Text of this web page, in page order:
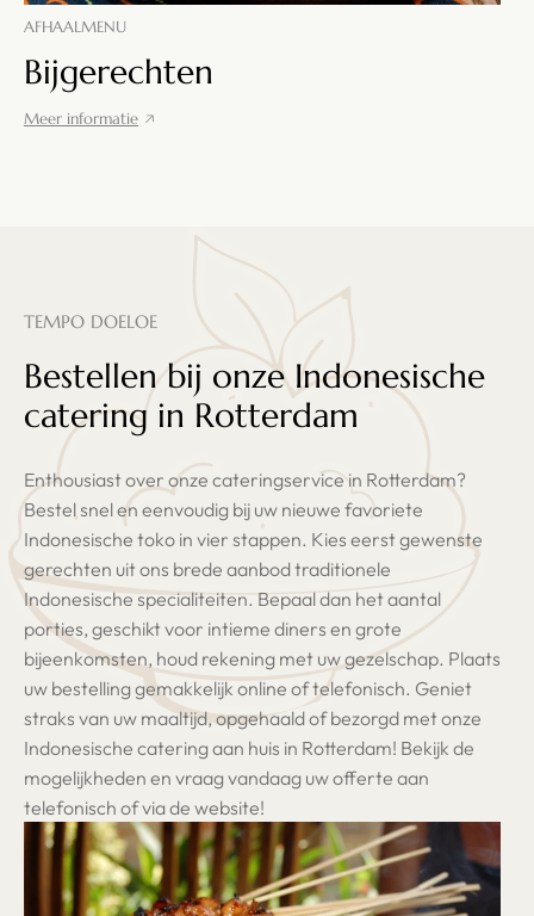
AFHAALMENU
Bijgerechten
Meer informatie
TEMPO DOELOE
Bestellen bij onze Indonesische
catering in Rotterdam
Enthousiast over onze cateringservice in Rotterdam?
Bestel snel en eenvoudig bij uw nieuwe favoriete
Indonesische toko in vier stappen. Kies eerst gewenste
gerechten uit ons brede aanbod traditionele
Indonesische specialiteiten. Bepaal dan het aantal
porties, geschikt voor intieme diners en grote
bijeenkomsten, houd rekening met uw gezelschap. Plaats
uw bestelling gemakkelijk online of telefonisch. Geniet
straks van uw maaltijd, opgehaald of bezorgd met onze
Indonesische catering aan huis in Rotterdam! Bekijk de
mogelijkheden en vraag vandaag uw offerte aan
telefonisch of via de website!